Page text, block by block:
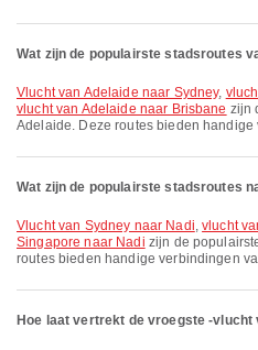
Wat zijn de populairste stadsroutes
vlucht van Adelaide naar Sydney,
vlucht van Adelaide naar Brisbane zijn
Adelaide. Deze routes bieden
Wat zijn de populairste stadsroutes
vlucht van Sydney naar Nadi,vlucht
Singapore naar Nadi zijn de
routes bieden handige verbindingen
Hoe laat vertrekt de vroegste -vlucht